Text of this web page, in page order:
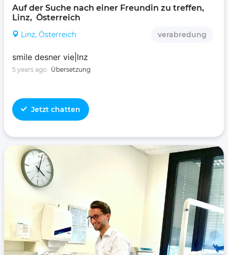
Auf der Suche nach einer Freundin zu treffen,
Linz,  Österreich
Linz, Österreich verabredung
smile desner vie|lnz
5 years ago Übersetzung
Jetzt chatten